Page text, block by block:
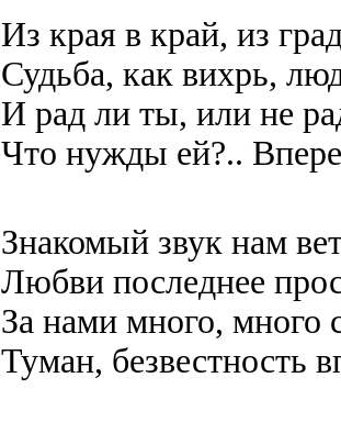
Из края в край, из
Судьба, как вихрь,
И рад ли ты, или не
Что нужды ей?..
Знакомый звук нам
Любви последнее
За нами много, много
Туман, безвестность